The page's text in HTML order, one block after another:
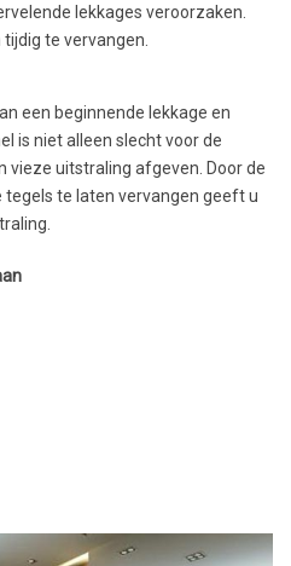
lekkages veroorzaken.
te vervangen.
een beginnende lekkage en
is niet alleen slecht voor de
vieze uitstraling afgeven. Door de
te laten vervangen geeft u